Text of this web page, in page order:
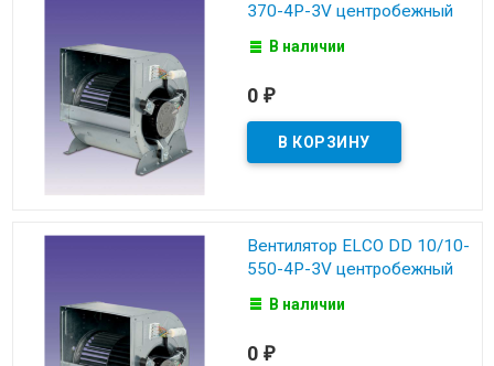
370-4P-3V центробежный
В наличии
0 ₽
Вентилятор ELCO DD 10/10-
550-4P-3V центробежный
В наличии
0 ₽